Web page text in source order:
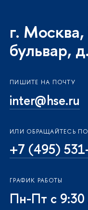
г.
бульвар,
ПИШИТЕ НА ПОЧТУ
inter@hse.ru
ИЛИ ОБРАЩАЙТЕСЬ
+7 (495)
ГРАФИК РАБОТЫ
Пн-Пт с 9:30